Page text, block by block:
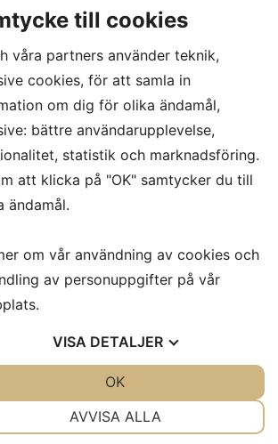
till cookies
våra partners använder teknik,
cookies, för att samla in
om dig för olika ändamål,
bättre användarupplevelse,
statistik och marknadsföring.
att klicka på "OK" samtycker du till
ändamål.
om vår användning av cookies och
av personuppgifter på vår
VISA DETALJER
AVVISA ALLA
OK